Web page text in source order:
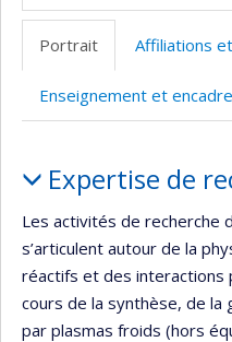
Portrait Affiliations
Enseignement et
Expertise de
Les activités de recherche
s’articulent autour de la
réactifs et des interactions
cours de la synthèse, de la
par plasmas froids (hors